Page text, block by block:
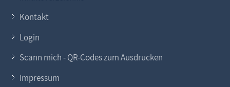
Kontakt
Login
Scann mich - QR-Codes zum Ausdrucken
Impressum